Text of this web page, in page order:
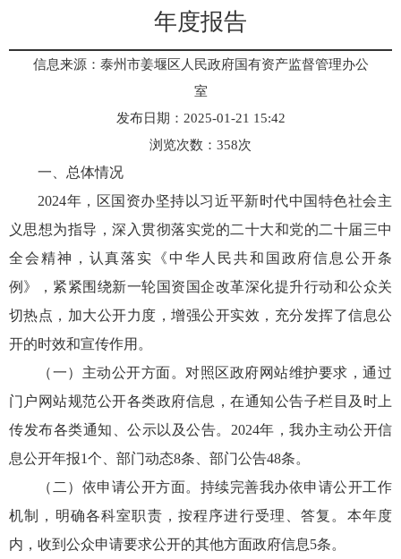
年度报告
信息来源：泰州市姜堰区人民政府国有资产监督管理办公
室
发布日期：2025-01-21 15:42
浏览次数： 358次
一、总体情况
2024年，区国资办坚持以习近平新时代中国特色社会主
义思想为指导，深入贯彻落实党的二十大和党的二十届三中
全会精神，认真落实《中华人民共和国政府信息公开条
例》，紧紧围绕新一轮国资国企改革深化提升行动和公众关
切热点，加大公开力度，增强公开实效，充分发挥了信息公
开的时效和宣传作用。
（一）主动公开方面。对照区政府网站维护要求，通过
门户网站规范公开各类政府信息，在通知公告子栏目及时上
传发布各类通知、公示以及公告。2024年，我办主动公开信
息公开年报1个、部门动态8条、部门公告48条。
（二）依申请公开方面。持续完善我办依申请公开工作
机制，明确各科室职责，按程序进行受理、答复。本年度
内，收到公众申请要求公开的其他方面政府信息5条。